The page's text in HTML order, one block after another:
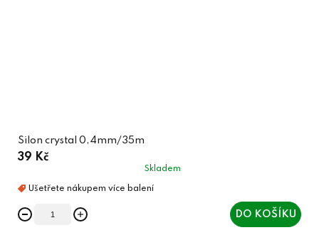
Silon crystal 0,4mm/35m
39 Kč
Skladem
DO KOŠÍKU